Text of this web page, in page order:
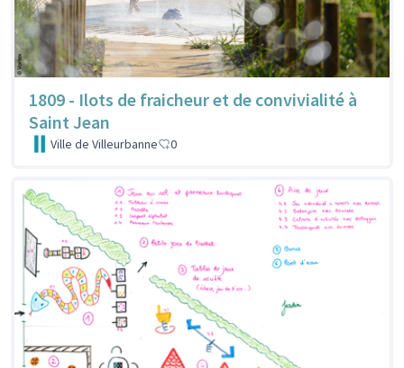
1809 - Ilots de fraicheur et de convivialité à
Saint Jean
Ville de Villeurbanne 0